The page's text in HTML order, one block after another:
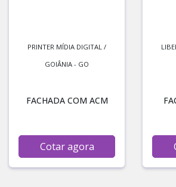
PRINTER MÍDIA DIGITAL /
GOIÂNIA - GO
FACHADA COM ACM
Cotar agora